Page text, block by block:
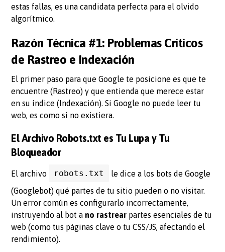
estas fallas, es una candidata perfecta para el olvido
algorítmico.
Razón Técnica #1: Problemas Críticos
de Rastreo e Indexación
El primer paso para que Google te posicione es que te
encuentre (Rastreo) y que entienda que merece estar
en su índice (Indexación). Si Google no puede leer tu
web, es como si no existiera.
El Archivo Robots.txt es Tu Lupa y Tu
Bloqueador
El archivo robots.txt
le dice a los bots de Google
(Googlebot) qué partes de tu sitio pueden o no visitar.
Un error común es configurarlo incorrectamente,
instruyendo al bot a no rastrear partes esenciales de tu
web (como tus páginas clave o tu CSS/JS, afectando el
rendimiento).